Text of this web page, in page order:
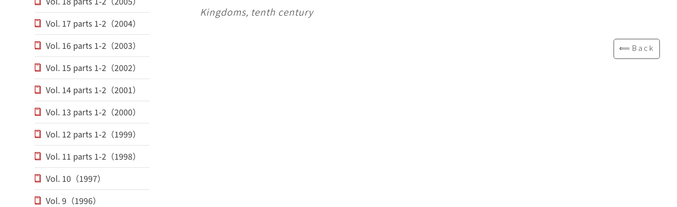
Vol. 17 parts 1-2（2004）
Vol. 16 parts 1-2（2003）
Vol. 15 parts 1-2（2002）
Vol. 14 parts 1-2（2001）
Vol. 13 parts 1-2（2000）
Vol. 12 parts 1-2（1999）
Vol. 11 parts 1-2（1998）
Vol. 10（1997）
Vol. 9（1996）
Kingdoms, tenth century
⟸Back